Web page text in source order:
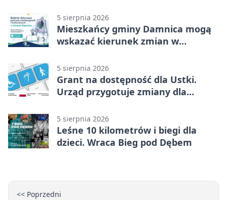
5 sierpnia 2026
Mieszkańcy gminy Damnica mogą
wskazać kierunek zmian w
5 sierpnia 2026
Grant na dostępność dla Ustki.
Urząd przygotuje zmiany dla
5 sierpnia 2026
Leśne 10 kilometrów i biegi dla
dzieci. Wraca Bieg pod Dębem
<< Poprzedni